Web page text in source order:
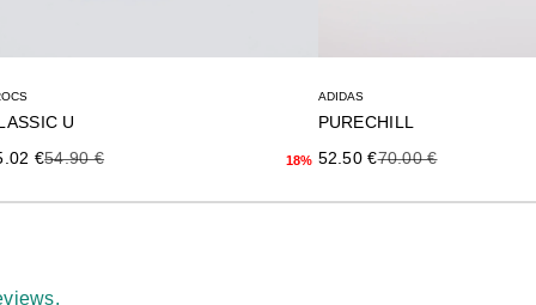
U
de oferta
€Precio anterior
54.90 € 18%
ADIDAS
PURECHILL
Precio de oferta
52.50 €Precio anterior
70.00 €